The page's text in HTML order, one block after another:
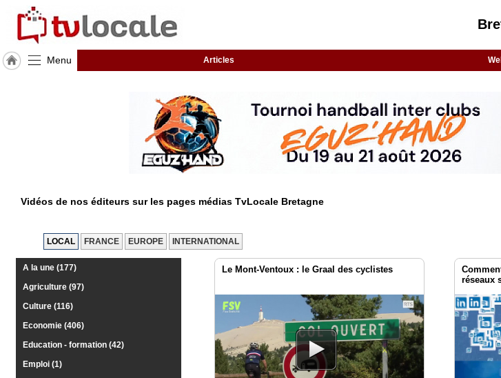
Menu Articles
RUBRIQUES
Gazette
Vidéos
Vidéos de nos éditeurs sur les pages médias TvLocale Bretagne
LOCAL FRANCE EUROPE INTERNATIONAL
A la une (177)
Agriculture (97)
Culture (116)
Economie (406)
Education - formation (42)
Emploi (1)
Le Mont-Ventoux : le Graal des cyclistes
réseaux